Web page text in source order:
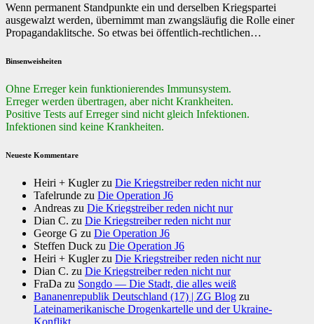
Wenn permanent Standpunkte ein und derselben Kriegspartei
ausgewalzt werden, übernimmt man zwangsläufig die Rolle einer
Propagandaklitsche. So etwas bei öffentlich-rechtlichen…
Binsenweisheiten
Ohne Erreger kein funktionierendes Immunsystem.
Erreger werden übertragen, aber nicht Krankheiten.
Positive Tests auf Erreger sind nicht gleich Infektionen.
Infektionen sind keine Krankheiten.
Neueste Kommentare
Heiri + Kuglerzu Die Kriegstreiber reden nicht nur
Tafelrunde zu Die Operation J6
Andreas zu Die Kriegstreiber reden nicht nur
Dian C. zu Die Kriegstreiber reden nicht nur
George G zu Die Operation J6
Steffen Duck zu Die Operation J6
Heiri + Kuglerzu Die Kriegstreiber reden nicht nur
Dian C. zu Die Kriegstreiber reden nicht nur
FraDa zu Songdo — Die Stadt, die alles weiß
Bananenrepublik Deutschland (17) | ZG Blog zu
Lateinamerikanische Drogenkartelle und der Ukraine-
Konflikt